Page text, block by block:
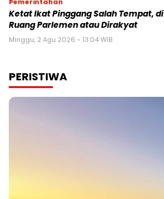
Ketat Ikat Pinggang Salah Tempat, di
Ruang Parlemen atau Dirakyat
Minggu, 2 Agu 2026 - 13:04 WIB
PERISTIWA